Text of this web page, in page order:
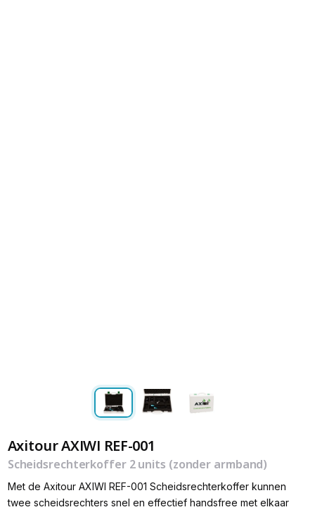
Axitour AXIWI REF-001
Scheidsrechterkoffer 2 units (zonder armband)
Met de Axitour AXIWI REF-001 Scheidsrechterkoffer kunnen
twee scheidsrechters snel en effectief handsfree met elkaar